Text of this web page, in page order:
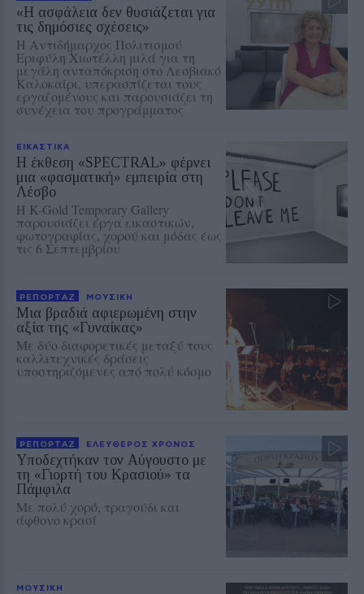
«Η ασφάλεια δεν θυσιάζεται για
τις δημόσιες σχέσεις»
Η Αντιδήμαρχος Πολιτισμού
Εριφύλη Χιωτέλλη μιλά για τη
μεγάλη ανταπόκριση στο Λεσβιακό
Καλοκαίρι, υπερασπίζεται τους
εργαζομένους και παρουσιάζει τη
συνέχεια του προγράμματος
ΕΙΚΑΣΤΙΚΑ
Η έκθεση «SPECTRAL» φέρνει
μια «φασματική» εμπειρία στη
Λέσβο
Η K-Gold Temporary Gallery
παρουσιάζει έργα εικαστικών,
φωτογραφίας, χορού και μόδας έως
τις 6 Σεπτεμβρίου
ΡΕΠΟΡΤΑΖ ΜΟΥΣΙΚΗ
Μια βραδιά αφιερωμένη στην
αξία της «Γυναίκας»
Με δύο διαφορετικές μεταξύ τους
καλλιτεχνικές δράσεις
υποστηριζόμενες από πολύ κόσμο
ΡΕΠΟΡΤΑΖ ΕΛΕΥΘΕΡΟΣ ΧΡΟΝΟΣ
Υποδεχτήκαν τον Αύγουστο με
τη «Γιορτή του Κρασιού» τα
Πάμφιλα
Με πολύ χορό, τραγούδι και
άφθονο κρασί
ΜΟΥΣΙΚΗ